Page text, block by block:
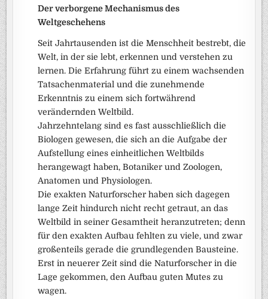
Der verborgene Mechanismus des
Weltgeschehens
Seit Jahrtausenden ist die Menschheit bestrebt, die
Welt, in der sie lebt, erkennen und verstehen zu
lernen. Die Erfahrung führt zu einem wachsenden
Tatsachenmaterial und die zunehmende
Erkenntnis zu einem sich fortwährend
verändernden Weltbild.
Jahrzehntelang sind es fast ausschließlich die
Biologen gewesen, die sich an die Aufgabe der
Aufstellung eines einheitlichen Weltbilds
herangewagt haben, Botaniker und Zoologen,
Anatomen und Physiologen.
Die exakten Naturforscher haben sich dagegen
lange Zeit hindurch nicht recht getraut, an das
Weltbild in seiner Gesamtheit heranzutreten; denn
für den exakten Aufbau fehlten zu viele, und zwar
großenteils gerade die grundlegenden Bausteine.
Erst in neuerer Zeit sind die Naturforscher in die
Lage gekommen, den Aufbau guten Mutes zu
wagen.